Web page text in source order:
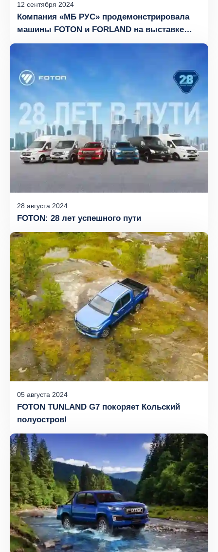
12 сентября 2024
Компания «МБ РУС» продемонстрировала
машины FOTON и FORLAND на выставке
«Грузовой транспорт и логистика 2024»
28 августа 2024
FOTON: 28 лет успешного пути
05 августа 2024
FOTON TUNLAND G7 покоряет Кольский
полуостров!